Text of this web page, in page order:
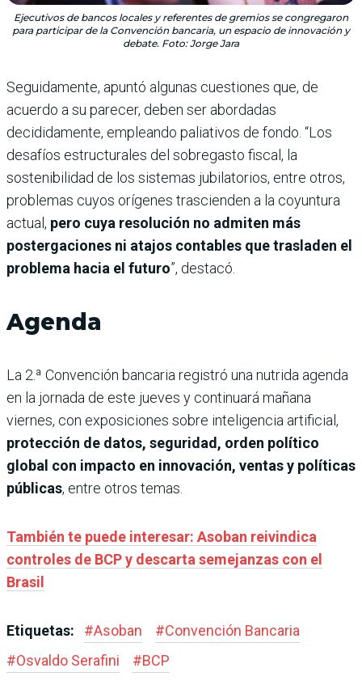
Ejecutivos de bancos locales y referentes de gremios se congregaron
para participar de la Convención bancaria, un espacio de innovación y
debate. Foto: Jorge Jara
Seguidamente, apuntó algunas cuestiones que, de
acuerdo a su parecer, deben ser abordadas
decididamente, empleando paliativos de fondo. “Los
desafíos estructurales del sobregasto fiscal, la
sostenibilidad de los sistemas jubilatorios, entre otros,
problemas cuyos orígenes trascienden a la coyuntura
actual, pero cuya resolución no admiten más
postergaciones ni atajos contables que trasladen el
problema hacia el futuro”, destacó.
Agenda
La 2.ª Convención bancaria registró una nutrida agenda
en la jornada de este jueves y continuará mañana
viernes, con exposiciones sobre inteligencia artificial,
protección de datos, seguridad, orden político
global con impacto en innovación, ventas y políticas
públicas, entre otros temas.
También te puede interesar: Asoban reivindica
controles de BCP y descarta semejanzas con el
Brasil
Etiquetas: #Asoban #Convención Bancaria
#Osvaldo Serafini #BCP